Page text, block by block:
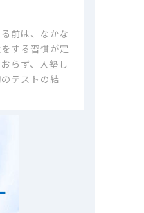
前は、なかな
する習慣が定
らず、入塾し
テストの結